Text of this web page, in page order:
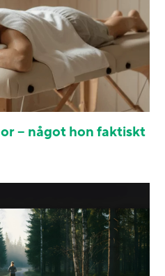
– något hon faktiskt